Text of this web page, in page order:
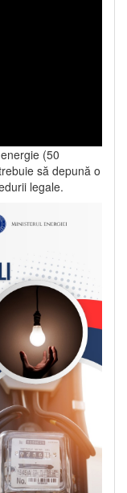
(50
să depună o
legale.